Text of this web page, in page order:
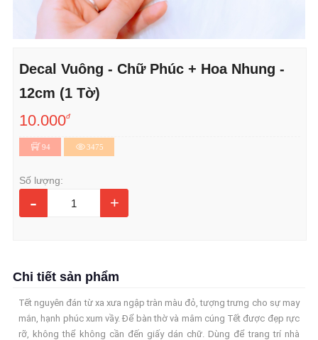
Decal Vuông - Chữ Phúc + Hoa Nhung -
12cm (1 Tờ)
10.000đ
94 3475
Số lượng:
- +
Chi tiết sản phẩm
Tết nguyên đán từ xa xưa ngập tràn màu đỏ, tượng trưng cho sự may
mắn, hạnh phúc xum vầy. Để bàn thờ và mâm cúng Tết được đẹp rực
rỡ, không thể không cần đến giấy dán chữ. Dùng để trang trí nhà